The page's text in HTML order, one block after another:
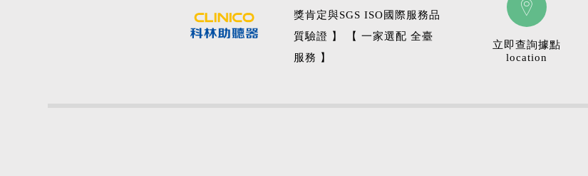
獎肯定與SGS ISO國際服務品
質驗證 】 【 一家選配 全臺
服務 】
立即查詢據點
location